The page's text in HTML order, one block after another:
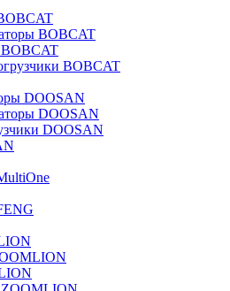
BOBCAT
BOBCAT
DOOSAN
DOOSAN
DOOSAN